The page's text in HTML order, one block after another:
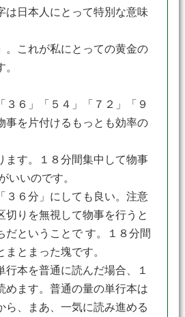
は日本人にとって特別な意味
。これが私にとっての黄金の
３６」「５４」「７２」「９
事を片付けるもっとも効率の
ます。１８分間集中して物事
いいのです。
３６分」にしても良い。注意
切りを無視して物事を行うと
だということで す。１８分間
とまった塊です。
行本を普通に読んだ場合、１
めます。普通の量の単行本は
ら、まあ、一気に読み進める